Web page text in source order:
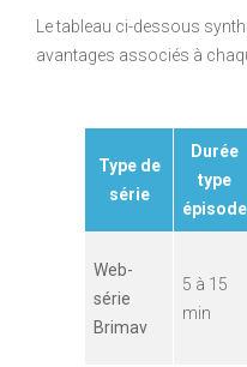
Le tableau ci-dessous
avantages associés à
Type de
série
Durée
type
épisode
Web-
série
Brimav
5 à 15
min